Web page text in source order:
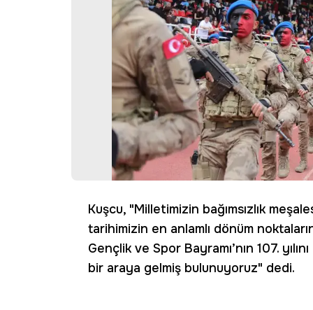
Kuşcu, "Milletimizin bağımsızlık
tarihimizin en anlamlı dönüm
Gençlik ve Spor Bayramı’nın 107.
bir araya gelmiş bulunuyoruz" dedi.